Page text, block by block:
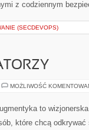
z codziennym
(SECDEVOPS)
MOŻLIWOŚĆ
to
które chcą odkrywać